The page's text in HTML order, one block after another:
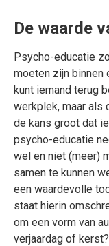
De waarde
Psycho-educatie
moeten zijn binnen
kunt iemand terug
werkplek, maar als
de kans groot dat
psycho-educatie
wel en niet (meer)
samen te kunnen
een waardevolle
staat hierin
om een vorm van
verjaardag of